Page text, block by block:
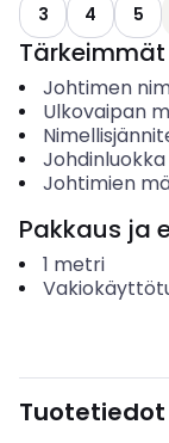
3 4 5
Johtimen
Ulkovaipan
Johdinluokka
Johtimien
Pakkaus ja
1 metri
Tuotetiedot